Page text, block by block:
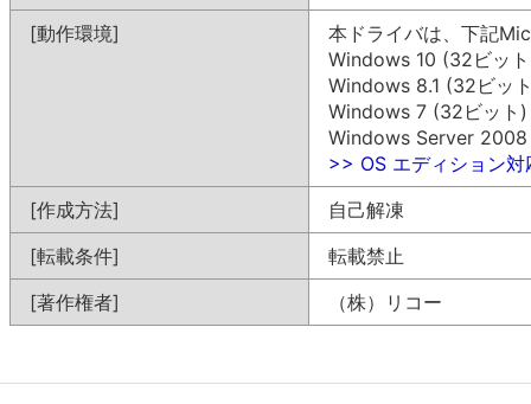
[動作環境]
本ドライバは、下記
Windows 10 (32ビッ
Windows 8.1 (32ビッ
Windows 7 (32ビット)
Windows Server
>> OS エディション対
[作成方法]
自己解凍
[転載条件]
転載禁止
[著作権者]
（株）リコー